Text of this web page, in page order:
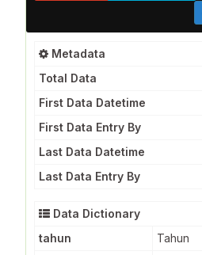
Metadata
Total Data
First Data Datetime
First Data Entry By
Last Data Datetime
Last Data Entry By
Data Dictionary
tahun
Tahun